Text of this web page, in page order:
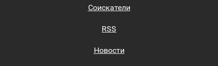
Соискатели
RSS
Новости